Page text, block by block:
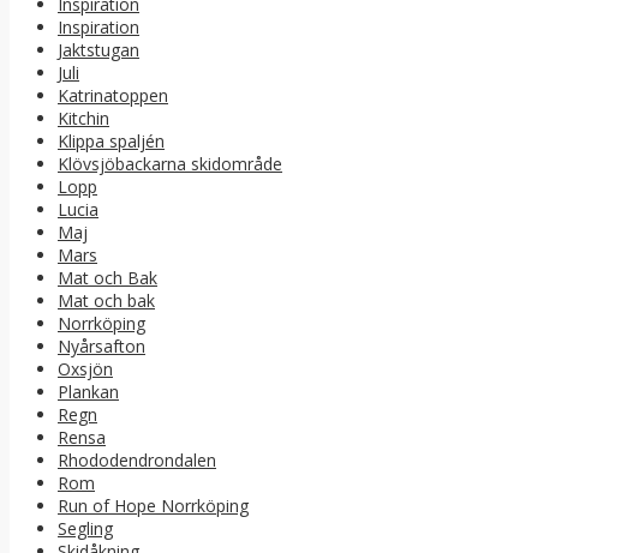
Inspiration
Jaktstugan
Juli
Katrinatoppen
Kitchin
Klippa spaljén
Klövsjöbackarna skidområde
Lopp
Lucia
Maj
Mars
Mat och Bak
Mat och bak
Norrköping
Nyårsafton
Oxsjön
Plankan
Regn
Rensa
Rhododendrondalen
Rom
Run of Hope Norrköping
Segling